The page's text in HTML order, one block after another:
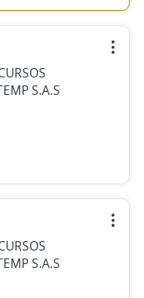
S.A.S
S.A.S